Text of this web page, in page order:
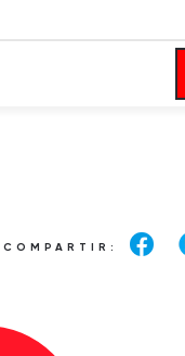
COMPARTIR: